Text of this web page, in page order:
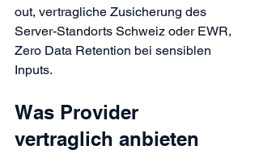
out, vertragliche Zusicherung des
Server-Standorts Schweiz oder EWR,
Zero Data Retention bei sensiblen
Inputs.
Was Provider
vertraglich anbieten